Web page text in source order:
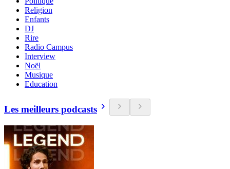
Religion
Enfants
DJ
Rire
Radio Campus
Interview
Noël
Musique
Education
Les meilleurs podcasts